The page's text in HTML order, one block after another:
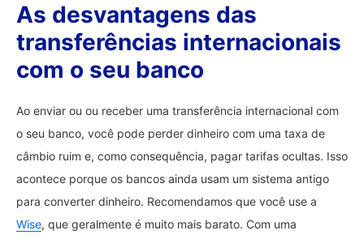
As desvantagens das
transferências internacionais
com o seu banco
Ao enviar ou ou receber uma transferência internacional com
o seu banco, você pode perder dinheiro com uma taxa de
câmbio ruim e, como consequência, pagar tarifas ocultas. Isso
acontece porque os bancos ainda usam um sistema antigo
para converter dinheiro. Recomendamos que você use a
Wise, que geralmente é muito mais barato. Com uma